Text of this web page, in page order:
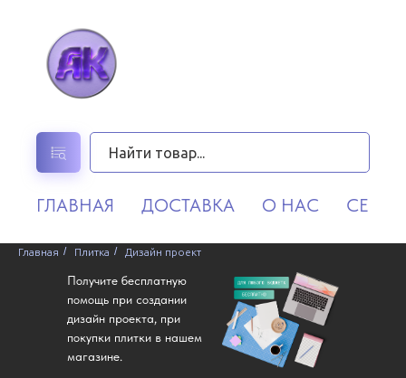
ГЛАВНАЯ ДОСТАВКА О НАС
Главная / Плитка / Дизайн проект
Получите бесплатную
помощь при создании
дизайн проекта, при
покупки плитки в нашем
магазине.